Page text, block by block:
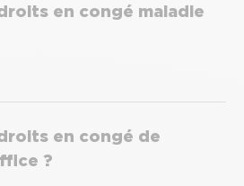
en congé maladie
en congé de
?